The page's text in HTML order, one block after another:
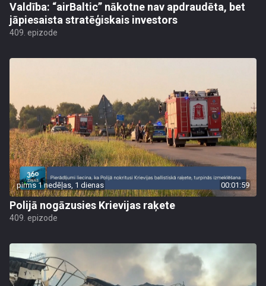
Valdība: “airBaltic” nākotne nav apdraudēta, bet
jāpiesaista stratēģiskais investors
409. epizode
pirms 1 nedēļas, 1 dienas 00:01:59
Polijā nogāzusies Krievijas raķete
409. epizode